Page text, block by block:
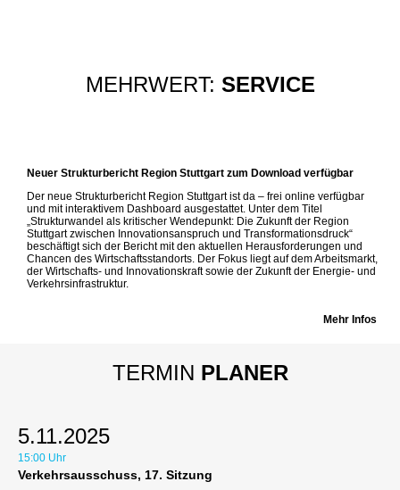
MEHRWERT: SERVICE
Neuer Strukturbericht Region Stuttgart zum Download verfügbar
Der neue Strukturbericht Region Stuttgart ist da – frei online verfügbar
und mit interaktivem Dashboard ausgestattet. Unter dem Titel
„Strukturwandel als kritischer Wendepunkt: Die Zukunft der Region
Stuttgart zwischen Innovationsanspruch und Transformationsdruck“
beschäftigt sich der Bericht mit den aktuellen Herausforderungen und
Chancen des Wirtschaftsstandorts. Der Fokus liegt auf dem Arbeitsmarkt,
der Wirtschafts- und Innovationskraft sowie der Zukunft der Energie- und
Verkehrsinfrastruktur.
Mehr Infos
TERMIN PLANER
5.11.2025
15:00 Uhr
Verkehrsausschuss, 17. Sitzung